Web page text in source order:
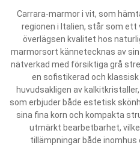
Carrara-marmor i vit, som
regionen i Italien, står som
överlägsen kvalitet hos
marmorsort kännetecknas av
nätverkad med försiktiga grå
en sofistikerad och
huvudsakligen av
som erbjuder både estetisk
sina fina korn och kompakta
utmärkt bearbetbarhet,
tillämpningar både